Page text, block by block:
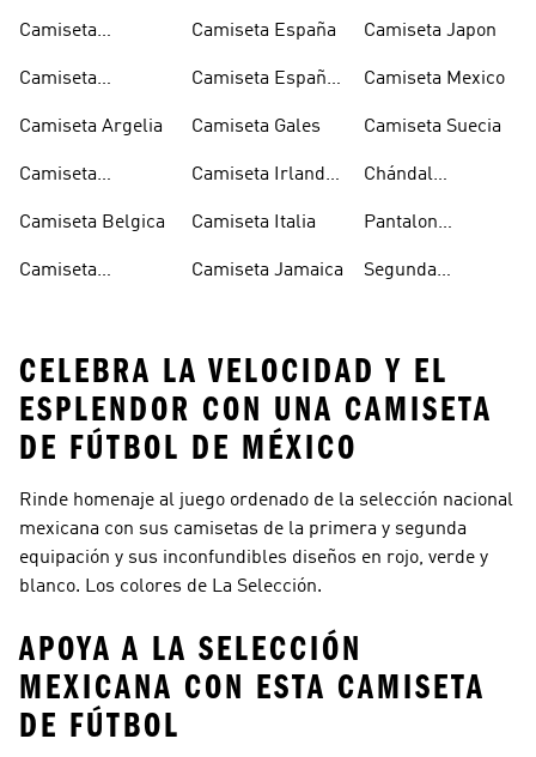
Camiseta
Camiseta
Camiseta Argelia
Camiseta
Camiseta Belgica
Camiseta
Camiseta España
Camiseta España
Camiseta Gales
Camiseta Irlanda
Camiseta Italia
Camiseta Jamaica
Camiseta Japon
Camiseta Mexico
Camiseta Suecia
Chándal
Española
Pantalon
Española
Segunda
CELEBRA LA VELOCIDAD Y EL
ESPLENDOR CON UNA CAMISETA
DE FÚTBOL DE MÉXICO
Rinde homenaje al juego ordenado de la selección nacional
mexicana con sus camisetas de la primera y segunda
equipación y sus inconfundibles diseños en rojo, verde y
blanco. Los colores de La Selección.
APOYA A LA SELECCIÓN
MEXICANA CON ESTA CAMISETA
DE FÚTBOL